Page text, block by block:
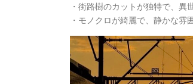
・街路樹のカットが独特で、異
・モノクロが綺麗で、静かな雰